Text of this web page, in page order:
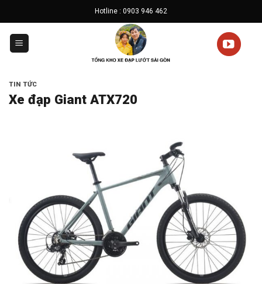
to
content
Hotline : 0903 946 462
TIN TỨC
Xe đạp Giant ATX720